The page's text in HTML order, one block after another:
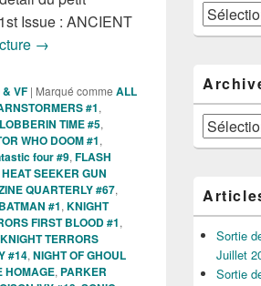
Issue : ANCIENT
Sorties des Comics VO de la
→
VF | Marqué comme ALL
#1,
TIME #5,
WHO DOOM #1,
four #9, FLASH
HEAT SEEKER GUN
QUARTERLY #67,
#1, KNIGHT
FIRST BLOOD #1,
KNIGHT TERRORS
#14, NIGHT OF GHOUL
HOMAGE, PARKER
Catégories
Archives
Sortie
Juillet
Sortie